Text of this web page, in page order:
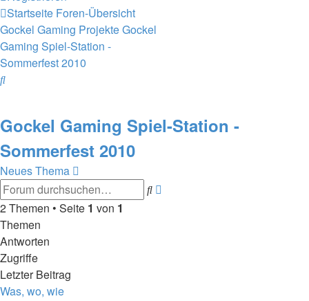
Startseite Foren-Übersicht
Gockel Gaming ProjekteGockel
Gaming Spiel-Station -
Sommerfest 2010
Suche
Gockel Gaming Spiel-Station -
Sommerfest 2010
Neues Thema
Suche
2 Themen • Seite 1 von 1
Themen
Antworten
Zugriffe
Letzter Beitrag
Was, wo, wie